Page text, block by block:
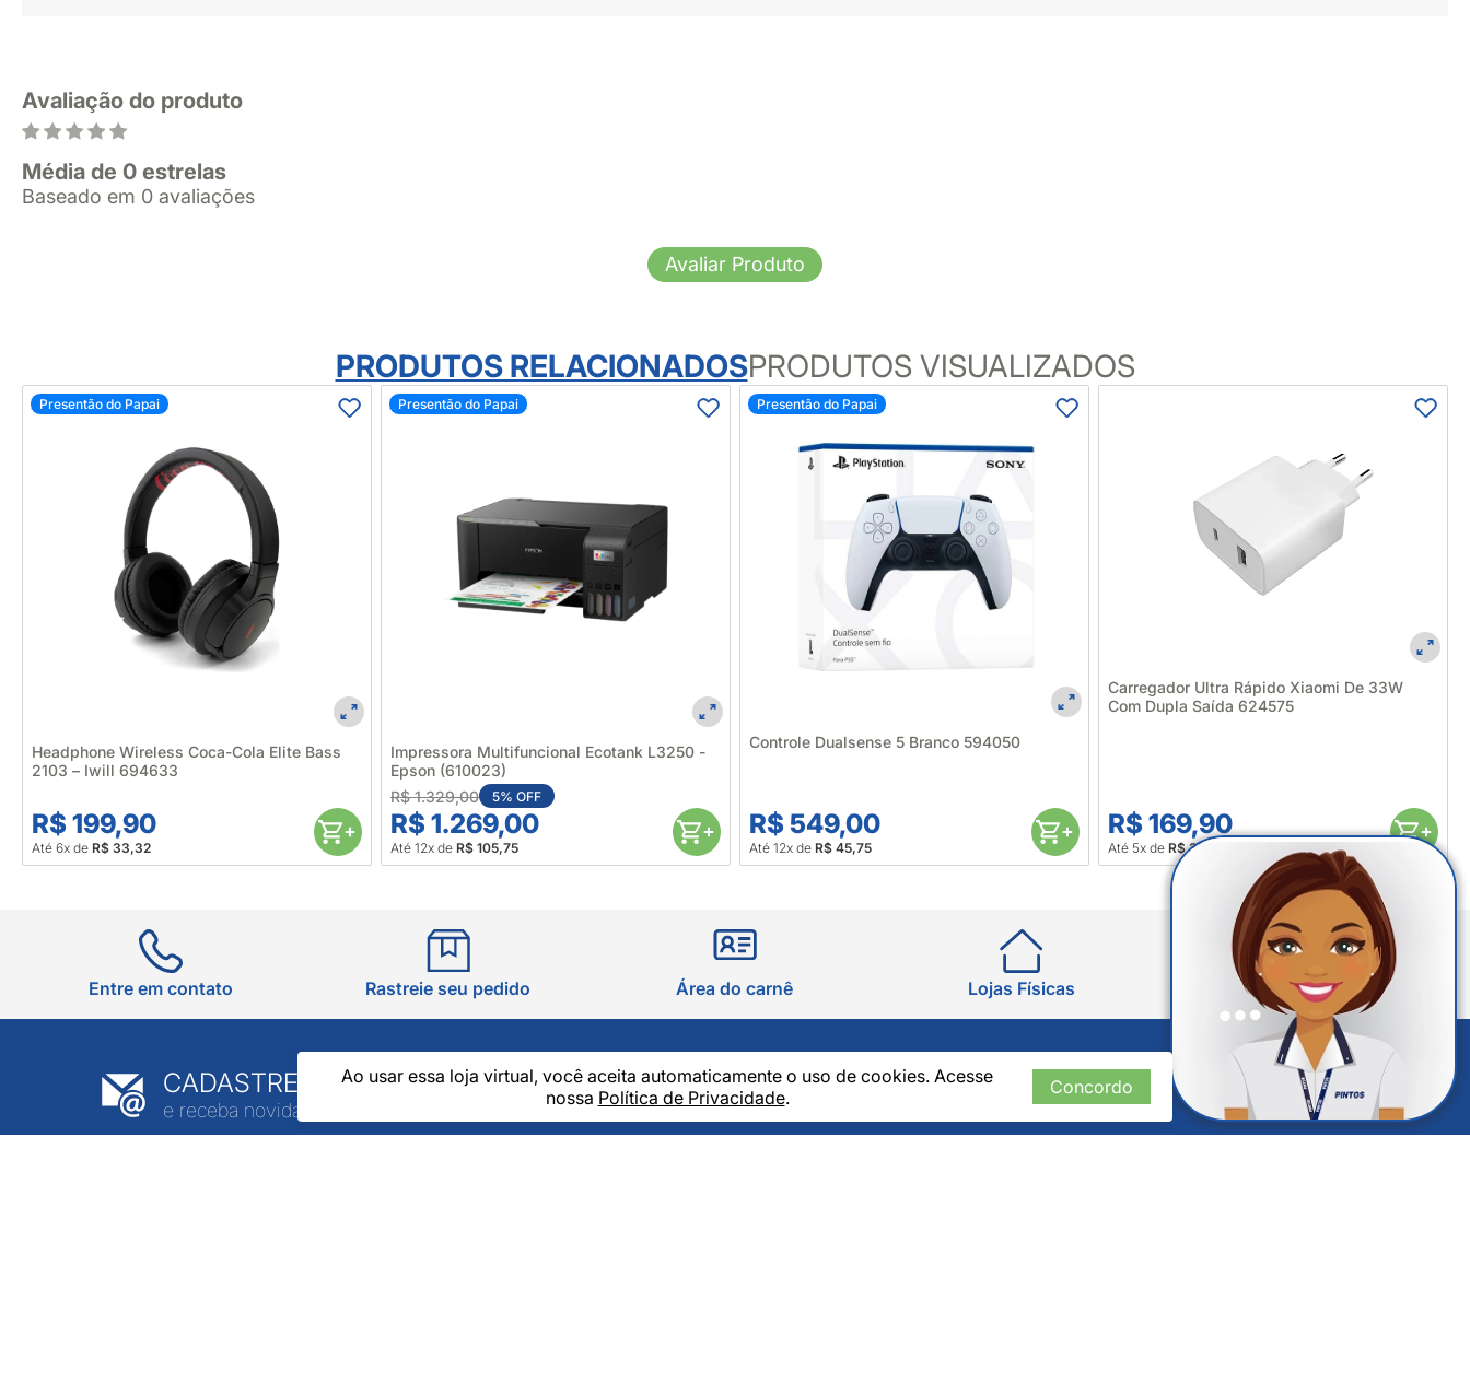
Avaliação do produto
Média de 0 estrelas
Baseado em 0 avaliações
Avaliar Produto
PRODUTOS RELACIONADOSPRODUTOS VISUALIZADOS
Presentão do Papai
Headphone Wireless Coca-Cola Elite Bass
2103 – Iwill 694633
R$ 199,90
Até 6x de R$ 33,32
Presentão do Papai
Impressora Multifuncional Ecotank L3250 -
Epson (610023)
R$ 1.329,00
5% OFF
R$ 1.269,00
Até 12x de R$ 105,75
Presentão do Papai
Controle Dualsense 5 Branco 594050
R$ 549,00
Até 12x de R$ 45,75
Carregador Ultra Rápido Xiaomi De 33W
Com Dupla Saída 624575
R$ 169,90
Até 5x de R$ 33,98
Ao usar essa loja virtual, você aceita automaticamente o uso de cookies. Acesse
nossa Política de Privacidade. Concordo
Entre em contato Rastreie seu pedido Área do carnê Lojas Físicas Perguntas Frequentes
CADASTRE-SE EM NOSSA NEWSLETTER
e receba novidades e promoções
CADASTRE-SE